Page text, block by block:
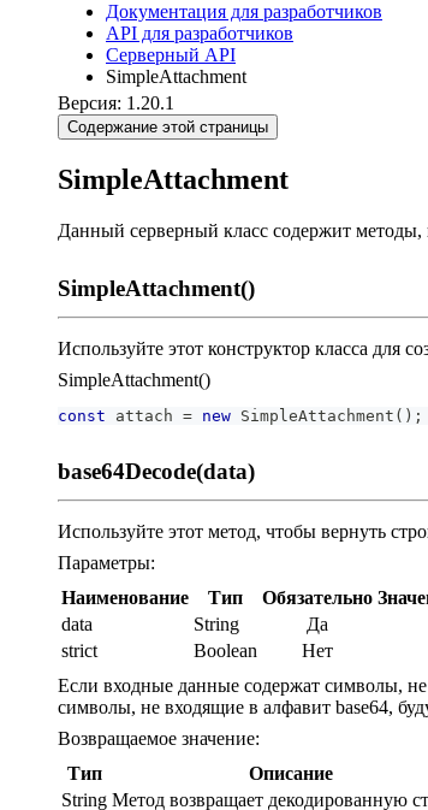
Документация для разработчиков
API для разработчиков
Серверный API
SimpleAttachment
Версия: 1.20.1
Содержание этой страницы
SimpleAttachment
Данный серверный класс содержит методы,
SimpleAttachment()
Используйте этот конструктор класса для
SimpleAttachment()
const attach = new SimpleAttachment ( ) ;
base64Decode(data)
Используйте этот метод, чтобы вернуть
Параметры:
Наименование
Тип Обязательно
data
String Да
strict
Boolean Нет
Если входные данные содержат символы,
символы, не входящие в алфавит base64,
Возвращаемое значение:
Тип
Описание
String Метод возвращает декодированную